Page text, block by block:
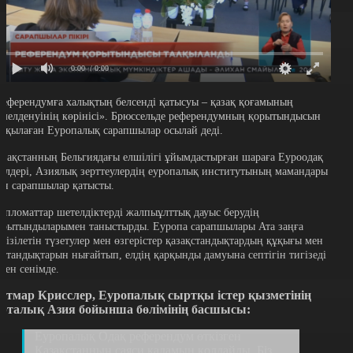
0:00 / 0:00
халықтың белсенді қатысуы – қазақ қоғамының
көрінісі». Брюссельде референдумның қорытындысын
Еуропалық сарапшылар осылай деді.
Бельгиядағы елшілігі ұйымдастырған шараға Еуроодақ
Азиялық зерттеулердің еуропалық институтының мамандары
сарапшылар қатысты.
шетелдіктерді жалпыұлттық дауыс берудің
таныстырды. Еуропа сарапшылары Ата заңға
түзетулер мен өзгерістер қазақстандықтардың құқығы мен
нығайтып, елдің қарқынды дамуына септігін тигізеді
сенімде.
Крисслер, Еуропалық сыртқы істер қызметінің
Азия бойынша бөлімінің басшысы: